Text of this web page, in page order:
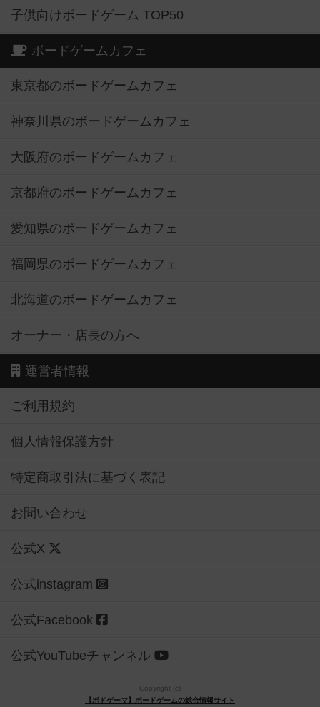
子供向けボードゲーム TOP50
ボードゲームカフェ
東京都のボードゲームカフェ
神奈川県のボードゲームカフェ
大阪府のボードゲームカフェ
京都府のボードゲームカフェ
愛知県のボードゲームカフェ
福岡県のボードゲームカフェ
北海道のボードゲームカフェ
オーナー・店長の方へ
運営者情報
ご利用規約
個人情報保護方針
特定商取引法に基づく表記
お問い合わせ
公式X
公式instagram
公式Facebook
公式YouTubeチャンネル
Copyright (c)
【ボドゲーマ】ボードゲームの総合情報サイト